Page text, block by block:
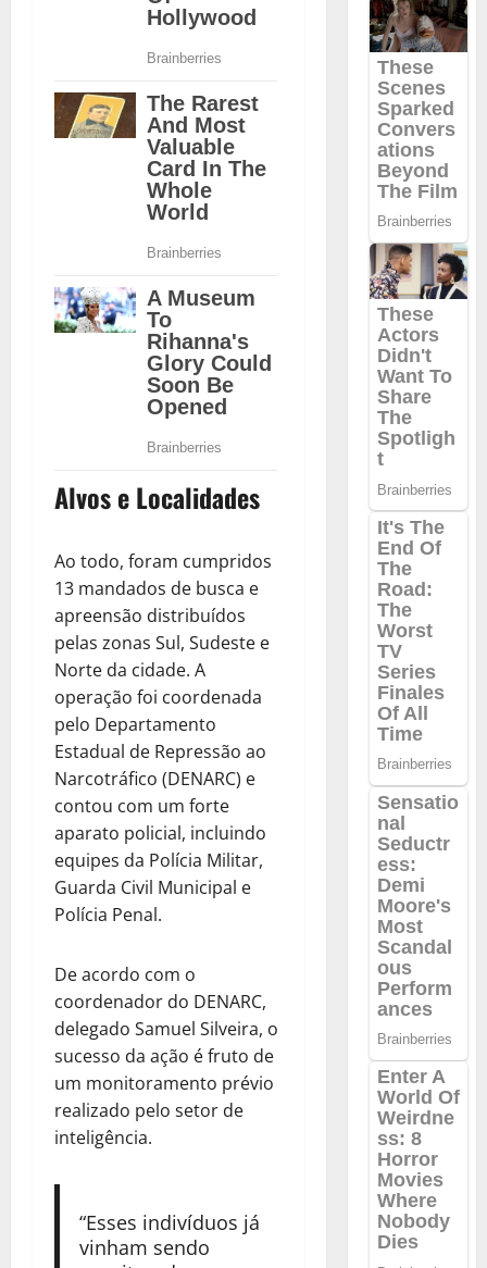
Alvos e Localidades
Ao todo, foram cumpridos
13 mandados de busca e
apreensão distribuídos
pelas zonas Sul, Sudeste e
Norte da cidade. A
operação foi coordenada
pelo Departamento
Estadual de Repressão ao
Narcotráfico (DENARC) e
contou com um forte
aparato policial, incluindo
equipes da Polícia Militar,
Guarda Civil Municipal e
Polícia Penal.
De acordo com o
coordenador do DENARC,
delegado Samuel Silveira, o
sucesso da ação é fruto de
um monitoramento prévio
realizado pelo setor de
inteligência.
“Esses indivíduos já
vinham sendo